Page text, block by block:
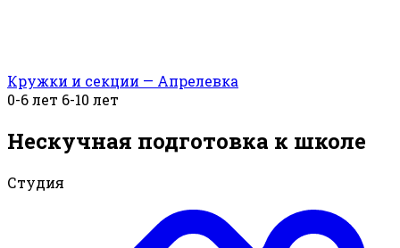
Кружки и секции — Апрелевка
0-6 лет 6-10 лет
Нескучная подготовка к школе
Студия